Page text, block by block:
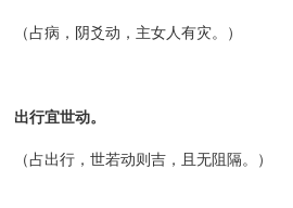
（占病，阴爻动，主女人有灾。）
出行宜世动。
（占出行，世若动则吉，且无阻隔。）